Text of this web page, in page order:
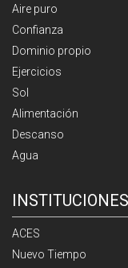
Aire puro
Confianza
Dominio propio
Ejercicios
Sol
Alimentación
Descanso
Agua
INSTITUCIONES
ACES
Nuevo Tiempo